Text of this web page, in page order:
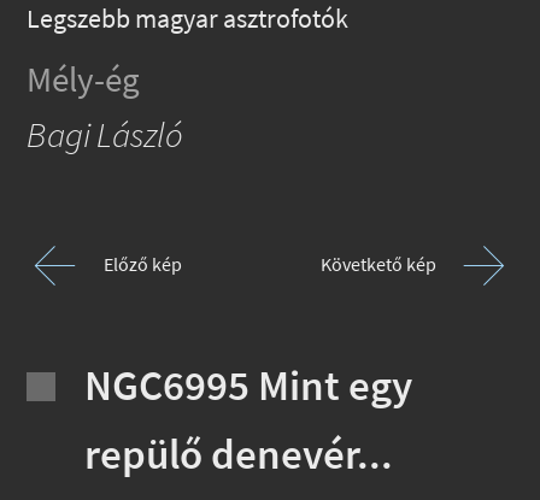
Legszebb magyar asztrofotók
Mély-ég
Bagi László
Előző kép Követkető kép
NGC6995 Mint egy
repülő denevér...